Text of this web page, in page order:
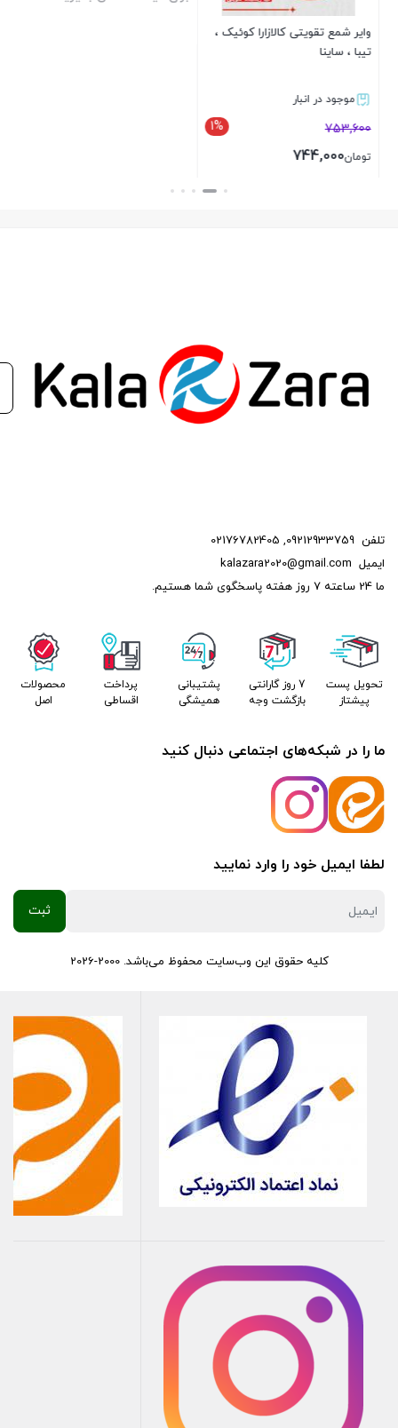
وایر شمع تقویتی کالازارا کوئیک ،
تیبا ، ساینا
موجود در انبار
1% 753,600
تومان744,000
تلفن 09212933759
,
02176782405
ایمیل kalazara2020@gmail.com
ما 24 ساعته 7 روز هفته پاسخگوی شما هستیم.
تحویل پست
پیشتاز
7 روز گارانتی
بازگشت وجه
پشتیبانی
همیشگی
پرداخت
اقساطی
محصولات
اصل
ما را در شبکه‌های اجتماعی دنبال کنید
لطفا ایمیل خود را وارد نمایید
کلیه حقوق این وب‌سایت محفوظ می‌باشد. 2000-2026